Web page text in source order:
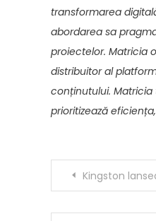
transformarea
abordarea sa
proiectelor. Matricia
distribuitor al
conținutului.
prioritizează
PostKingston lansează Dual